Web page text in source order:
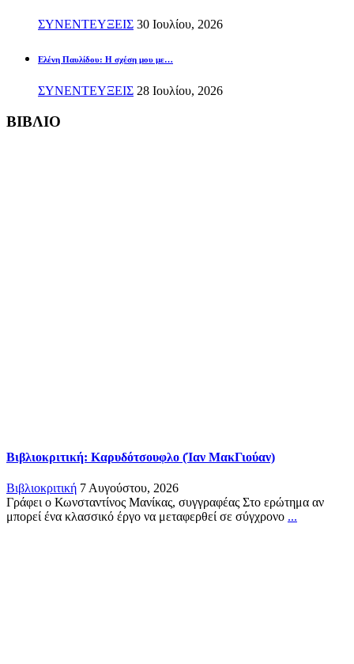
ΣΥΝΕΝΤΕΥΞΕΙΣ 30 Ιουλίου, 2026
Ελένη Παυλίδου: Η σχέση μου με…
ΣΥΝΕΝΤΕΥΞΕΙΣ 28 Ιουλίου, 2026
ΒΙΒΛΙΟ
Βιβλιοκριτική: Καρυδότσουφλο (Ίαν ΜακΓιούαν)
Βιβλιοκριτική 7 Αυγούστου, 2026
Γράφει ο Κωνσταντίνος Μανίκας, συγγραφέας Στο ερώτημα αν
μπορεί ένα κλασσικό έργο να μεταφερθεί σε σύγχρονο ...